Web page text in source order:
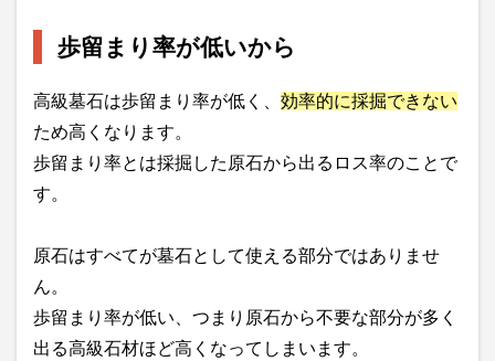
歩留まり率が低いから
高級墓石は歩留まり率が低く、 効率的に採掘できない
ため高くなります。
歩留まり率とは採掘した原石から出るロス率のことで
す。
原石はすべてが墓石として使える部分ではありませ
ん。
歩留まり率が低い、つまり原石から不要な部分が多く
出る高級石材ほど高くなってしまいます。